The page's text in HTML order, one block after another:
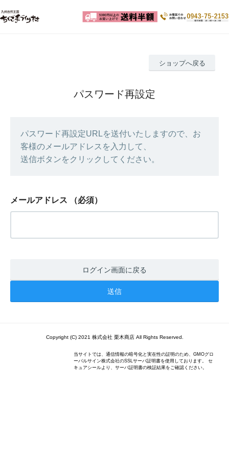
ショップへ戻る
パスワード再設定
パスワード再設定URLを送付いたしますので、お
客様のメールアドレスを入力して、
送信ボタンをクリックしてください。
メールアドレス （必須）
ログイン画面に戻る
Copyright (C) 2021 株式会社 栗木商店 All Rights Reserved.
当サイトでは、通信情報の暗号化と実在性の証明のため、GMOグロ
ーバルサイン株式会社のSSLサーバ証明書を使用しております。 セ
キュアシールより、サーバ証明書の検証結果をご確認ください。